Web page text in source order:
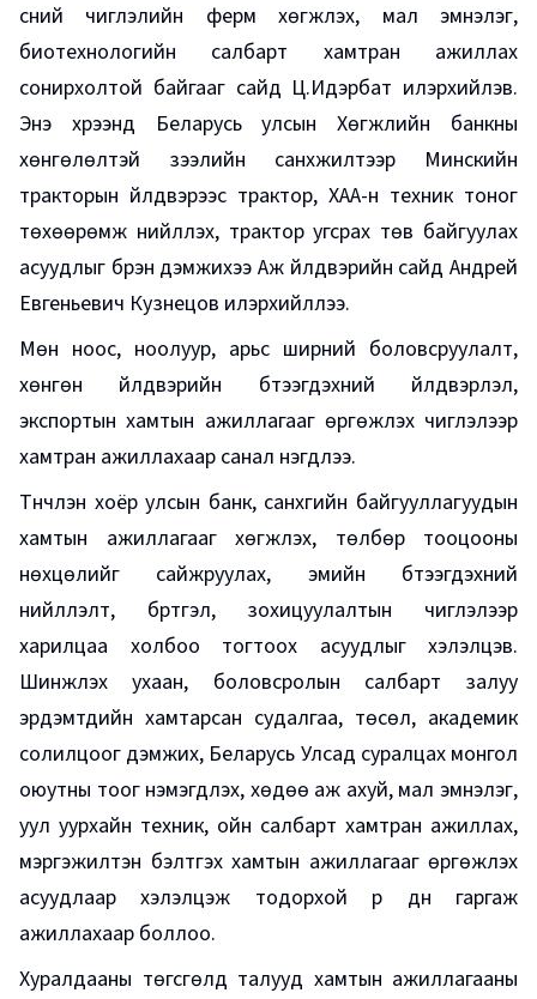
сүүний чиглэлийн ферм хөгжүүлэх, мал эмнэлэг,
биотехнологийн салбарт хамтран ажиллах
сонирхолтой байгааг сайд Ц.Идэрбат илэрхийлэв.
Энэ хүрээнд Беларусь улсын Хөгжлийн банкны
хөнгөлөлтэй зээлийн санхүүжилтээр Минскийн
тракторын үйлдвэрээс трактор, ХАА-н техник тоног
төхөөрөмж нийлүүлэх, трактор угсрах төв байгуулах
асуудлыг бүрэн дэмжихээ Аж үйлдвэрийн сайд Андрей
Евгеньевич Кузнецов илэрхийллээ.
Мөн ноос, ноолуур, арьс ширний боловсруулалт,
хөнгөн үйлдвэрийн бүтээгдэхүүний үйлдвэрлэл,
экспортын хамтын ажиллагааг өргөжүүлэх чиглэлээр
хамтран ажиллахаар санал нэгдлээ.
Түүнчлэн хоёр улсын банк, санхүүгийн байгууллагуудын
хамтын ажиллагааг хөгжүүлэх, төлбөр тооцооны
нөхцөлийг сайжруулах, эмийн бүтээгдэхүүний
нийлүүлэлт, бүртгэл, зохицуулалтын чиглэлээр
харилцаа холбоо тогтоох асуудлыг хэлэлцэв.
Шинжлэх ухаан, боловсролын салбарт залуу
эрдэмтдийн хамтарсан судалгаа, төсөл, академик
солилцоог дэмжих, Беларусь Улсад суралцах монгол
оюутны тоог нэмэгдүүлэх, хөдөө аж ахуй, мал эмнэлэг,
уул уурхайн техник, ойн салбарт хамтран ажиллах,
мэргэжилтэн бэлтгэх хамтын ажиллагааг өргөжүүлэх
асуудлаар хэлэлцэж тодорхой үр дүн гаргаж
ажиллахаар боллоо.
Хуралдааны төгсгөлд талууд хамтын ажиллагааны